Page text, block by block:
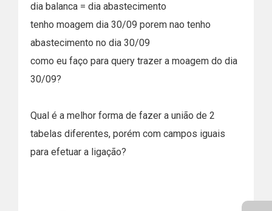
dia balanca = dia abastecimento
tenho moagem dia 30/09 porem nao tenho
abastecimento no dia 30/09
como eu faço para query trazer a moagem do dia
30/09?
Qual é a melhor forma de fazer a união de 2
tabelas diferentes, porém com campos iguais
para efetuar a ligação?